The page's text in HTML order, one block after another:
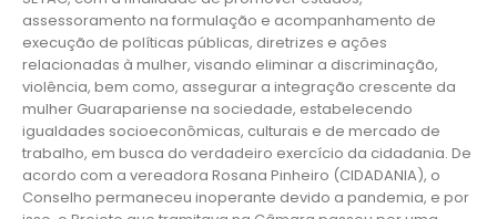
assessoramento na formulação e acompanhamento de
execução de políticas públicas, diretrizes e ações
relacionadas à mulher, visando eliminar a discriminação,
violência, bem como, assegurar a integração crescente da
mulher Guarapariense na sociedade, estabelecendo
igualdades socioeconômicas, culturais e de mercado de
trabalho, em busca do verdadeiro exercício da cidadania. De
acordo com a vereadora Rosana Pinheiro (CIDADANIA), o
Conselho permaneceu inoperante devido a pandemia, e por